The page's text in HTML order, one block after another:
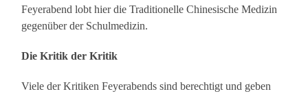
Feyerabend lobt hier die Traditionelle Chinesische Medizin
gegenüber der Schulmedizin.
Die Kritik der Kritik
Viele der Kritiken Feyerabends sind berechtigt und geben